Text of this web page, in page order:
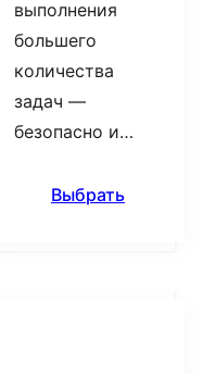
выполнения
большего
количества
задач —
безопасно и…
Выбрать